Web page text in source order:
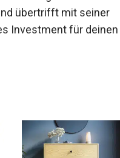
übertrifft mit seiner
Investment für deinen